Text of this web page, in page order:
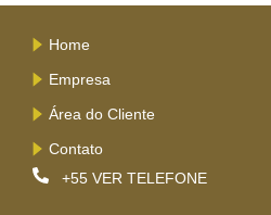
Home
Empresa
Área do Cliente
Contato
+55 VER TELEFONE